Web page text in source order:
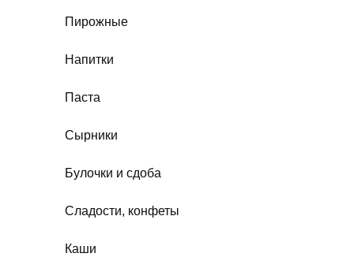
Пирожные
Напитки
Паста
Сырники
Булочки и сдоба
Сладости, конфеты
Каши